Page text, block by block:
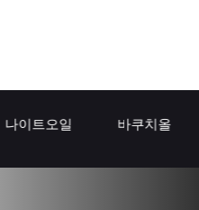
나이트오일 바쿠치올